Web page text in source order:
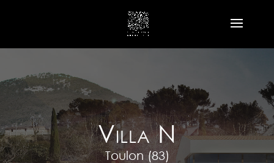
Villa N
Toulon(83)